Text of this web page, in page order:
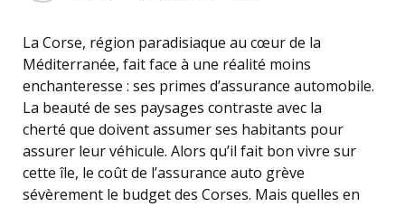
La Corse, région paradisiaque au cœur de la
Méditerranée, fait face à une réalité moins
enchanteresse : ses primes d’assurance automobile.
La beauté de ses paysages contraste avec la
cherté que doivent assumer ses habitants pour
assurer leur véhicule. Alors qu’il fait bon vivre sur
cette île, le coût de l’assurance auto grève
sévèrement le budget des Corses. Mais quelles en